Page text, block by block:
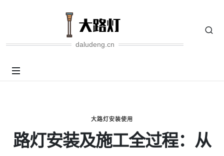
daludeng.cn
大路灯安装使用
路灯安装及施工全过程：从